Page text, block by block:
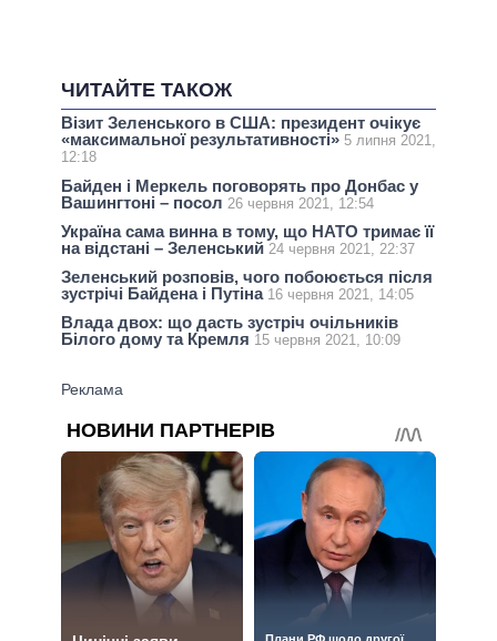
ЧИТАЙТЕ ТАКОЖ
Візит Зеленського в США: президент очікує
«максимальної результативності» 5 липня 2021,
12:18
Байден і Меркель поговорять про Донбас у
Вашингтоні – посол 26 червня 2021, 12:54
Україна сама винна в тому, що НАТО тримає її
на відстані – Зеленський 24 червня 2021, 22:37
Зеленський розповів, чого побоюється після
зустрічі Байдена і Путіна 16 червня 2021, 14:05
Влада двох: що дасть зустріч очільників
Білого дому та Кремля 15 червня 2021, 10:09